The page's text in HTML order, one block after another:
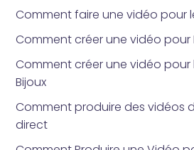
Comment faire une vidéo pour
Comment créer une vidéo pour
Comment créer une vidéo pour
Bijoux
Comment produire des vidéos
direct